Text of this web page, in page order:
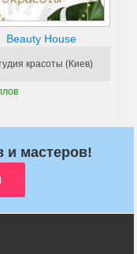
Beauty House
красоты (Киев)
и мастеров!